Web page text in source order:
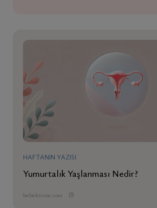
HAFTANIN YAZISI
Yumurtalık Yaşlanması Nedir?
bebektivite.com